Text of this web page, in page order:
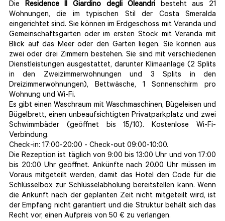
Die Residence Il Giardino degli Oleandri besteht aus 21
Wohnungen, die im typischen Stil der Costa Smeralda
eingerichtet sind. Sie können im Erdgeschoss mit Veranda und
Gemeinschaftsgarten oder im ersten Stock mit Veranda mit
Blick auf das Meer oder den Garten liegen. Sie können aus
zwei oder drei Zimmern bestehen. Sie sind mit verschiedenen
Dienstleistungen ausgestattet, darunter Klimaanlage (2 Splits
in den Zweizimmerwohnungen und 3 Splits in den
Dreizimmerwohnungen), Bettwäsche, 1 Sonnenschirm pro
Wohnung und Wi-Fi.
Es gibt einen Waschraum mit Waschmaschinen, Bügeleisen und
Bügelbrett, einen unbeaufsichtigten Privatparkplatz und zwei
Schwimmbäder (geöffnet bis 15/10). Kostenlose Wi-Fi-
Verbindung.
Check-in: 17:00-20:00 - Check-out 09:00-10:00.
Die Rezeption ist täglich von 9:00 bis 13:00 Uhr und von 17:00
bis 20:00 Uhr geöffnet. Ankünfte nach 20.00 Uhr müssen im
Voraus mitgeteilt werden, damit das Hotel den Code für die
Schlüsselbox zur Schlüsselabholung bereitstellen kann. Wenn
die Ankunft nach der geplanten Zeit nicht mitgeteilt wird, ist
der Empfang nicht garantiert und die Struktur behält sich das
Recht vor, einen Aufpreis von 50 € zu verlangen.